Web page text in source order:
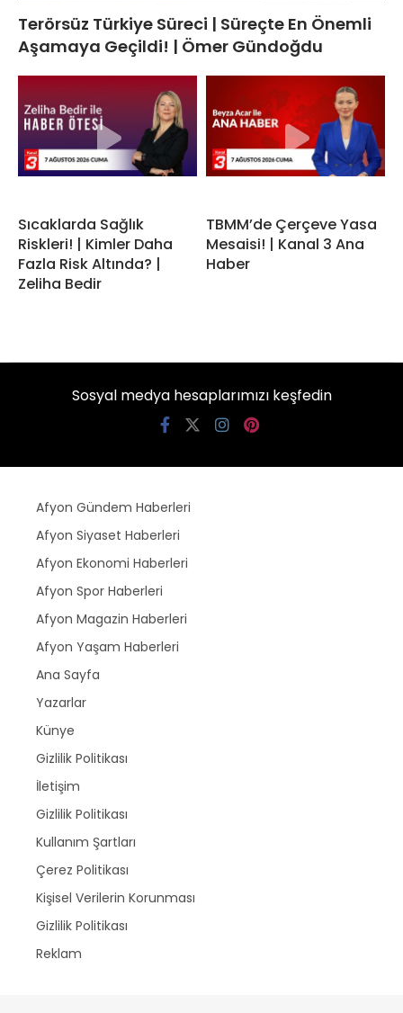
Terörsüz Türkiye Süreci | Süreçte En Önemli
Aşamaya Geçildi! | Ömer Gündoğdu
Sıcaklarda Sağlık
Riskleri! | Kimler Daha
Fazla Risk Altında? |
Zeliha Bedir
TBMM’de Çerçeve Yasa
Mesaisi! | Kanal 3 Ana
Haber
Sosyal medya hesaplarımızı keşfedin
Afyon Gündem Haberleri
Afyon Siyaset Haberleri
Afyon Ekonomi Haberleri
Afyon Spor Haberleri
Afyon Magazin Haberleri
Afyon Yaşam Haberleri
Ana Sayfa
Yazarlar
Künye
Gizlilik Politikası
İletişim
Gizlilik Politikası
Kullanım Şartları
Çerez Politikası
Kişisel Verilerin Korunması
Gizlilik Politikası
Reklam